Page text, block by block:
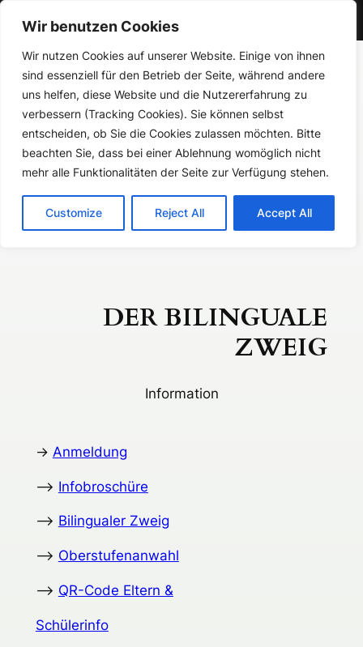
Wir benutzen Cookies
Wir nutzen Cookies auf unserer Website. Einige von ihnen
sind essenziell für den Betrieb der Seite, während andere
uns helfen, diese Website und die Nutzererfahrung zu
verbessern (Tracking Cookies). Sie können selbst
entscheiden, ob Sie die Cookies zulassen möchten. Bitte
beachten Sie, dass bei einer Ablehnung womöglich nicht
mehr alle Funktionalitäten der Seite zur Verfügung stehen.
Customize Reject All Accept All
Zum
Inhalt
springen
Gymnasium Aspel
DER BILINGUALE
ZWEIG
Information
-> Anmeldung
–> Infobroschüre
–> Bilingualer Zweig
–> Oberstufenanwahl
–> QR-Code Eltern &
Schülerinfo
Gymnasium Aspel